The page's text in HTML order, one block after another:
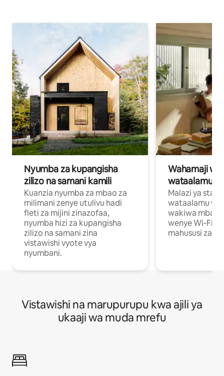
Nyumba za kupangisha
zilizo na samani kamili
Kuanzia nyumba za mbao za
milimani zenye utulivu hadi
fleti za mijini zinazofaa,
nyumba hizi za kupangisha
zilizo na samani zina
vistawishi vyote vya
nyumbani.
Wahamaji
wataalamu
Malazi ya
wataalamu
wakiwa mbali
wenye Wi-Fi
mahususi za
Vistawishi na marupurupu kwa ajili ya
ukaaji wa muda mrefu